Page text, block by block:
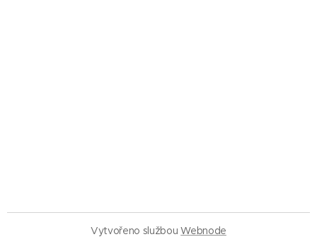
Vytvořeno službouWebnode